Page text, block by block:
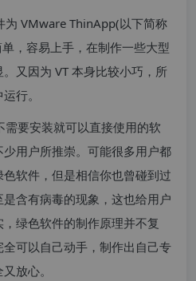
为 VMware ThinApp(以下简称
，容易上手，在制作一些大型
又因为 VT 本身比较小巧，所
行。
需要安装就可以直接使用的软
用户所推崇。可能很多用户都
软件，但是相信你也曾碰到过
含有病毒的现象，这也给用户
绿色软件的制作原理并不复
可以自己动手，制作出自己专
放心。